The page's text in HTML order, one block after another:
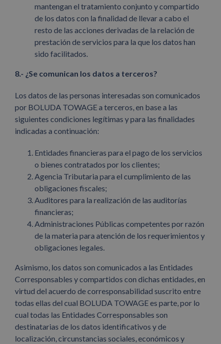
mantengan el tratamiento conjunto y compartido
de los datos con la finalidad de llevar a cabo el
resto de las acciones derivadas de la relación de
prestación de servicios para la que los datos han
sido facilitados.
8.- ¿Se comunican los datos a terceros?
Los datos de las personas interesadas son comunicados
por BOLUDA TOWAGE a terceros, en base a las
siguientes condiciones legítimas y para las finalidades
indicadas a continuación:
Entidades financieras para el pago de los servicios
o bienes contratados por los clientes;
Agencia Tributaria para el cumplimiento de las
obligaciones fiscales;
Auditores para la realización de las auditorías
financieras;
Administraciones Públicas competentes por razón
de la materia para atención de los requerimientos y
obligaciones legales.
Asimismo, los datos son comunicados a las Entidades
Corresponsables y compartidos con dichas entidades, en
virtud del acuerdo de corresponsabilidad suscrito entre
todas ellas del cual BOLUDA TOWAGE es parte, por lo
cual todas las Entidades Corresponsables son
destinatarias de los datos identificativos y de
localización, circunstancias sociales, económicos y